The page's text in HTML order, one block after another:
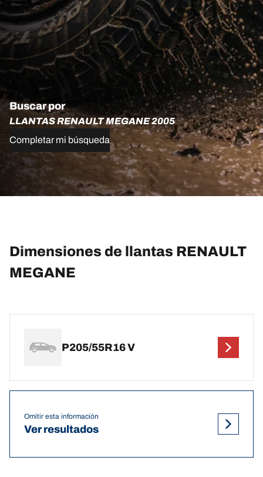
Buscar por
LLANTAS RENAULT MEGANE 2005
Completar mi búsqueda
Dimensiones de llantas RENAULT
MEGANE
P205/55R16 V
Omitir esta información
Ver resultados